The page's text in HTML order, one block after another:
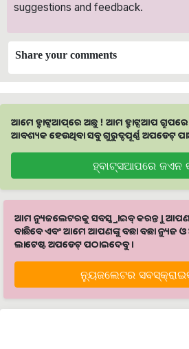
suggestions and feedback.
Share your comments
ଆମେ ହ୍ବାଟ୍ସଆପ୍‌ରେ ଅଛୁ ! ଆମ ହ୍ବାଟ୍ସଆପ
ଆବଶ୍ୟକ ହେଉଥିବା ସବୁ ଗୁରୁତ୍ବପୂର୍ଣ୍ଣ ଅପଡେଟ୍‌
ହ୍ବାଟ୍ସଆପରେ ଜଏନ
ଆମ ନ୍ୟୁଜଲେଟରକୁ ସବସ୍କ୍ରାଇବ୍ କରନ୍ତୁ ।
ବାଛିବେ ଏବଂ ଆମେ ଆପଣଙ୍କୁ ବଛା ବଛା ନ୍ୟୁଜ
ଲାଟେଷ୍ଟ ଅପଡେଟ୍‌ ପଠାଇଦେବୁ ।
ନ୍ୟୁଜଲେଟର